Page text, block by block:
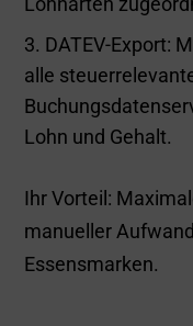
DATEV-Export:
alle
Lohn und Gehalt.
Ihr Vorteil:
manueller
Essensmarken.